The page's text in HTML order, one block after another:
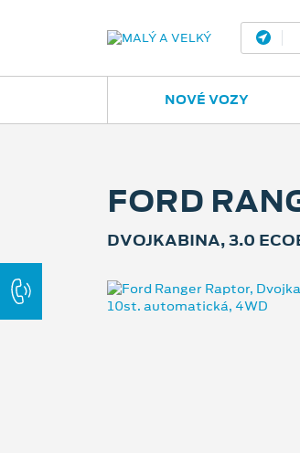
NOVÉ VOZY
FORD
DVOJKABINA, 3.0